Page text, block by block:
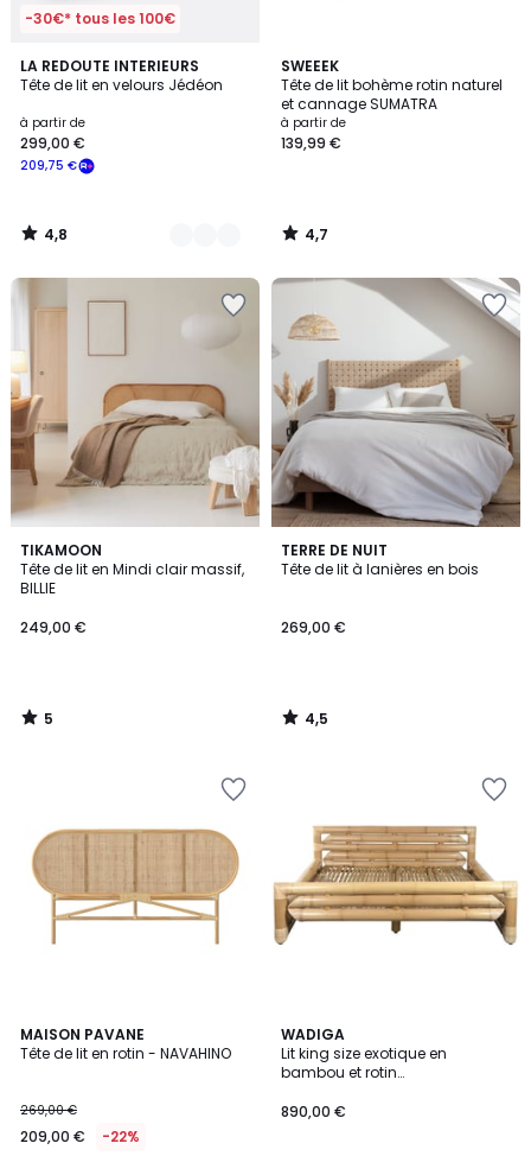
-30€* tous les 100€
LA REDOUTE INTERIEURS
Tête de lit en velours Jédéon
à partir de
209,75 €
299,00 €
4,8
/ 5
2
Couleurs
4,8
/
SWEEEK
Tête de lit bohème rotin naturel
et cannage SUMATRA
à partir de
139,99 €
4,7
/ 5
4,7
/
TIKAMOON
Tête de lit en Mindi clair massif,
BILLIE
249,00 €
5
/
5
5
/
TERRE DE NUIT
Tête de lit à lanières en bois
269,00 €
4,5
/ 5
4,5
/
MAISON PAVANE
Tête de lit en rotin - NAVAHINO
269,00 €
209,00 € -22%
4,8
/ 5
WADIGA
Lit king size exotique en
bambou et rotin
890,00 €